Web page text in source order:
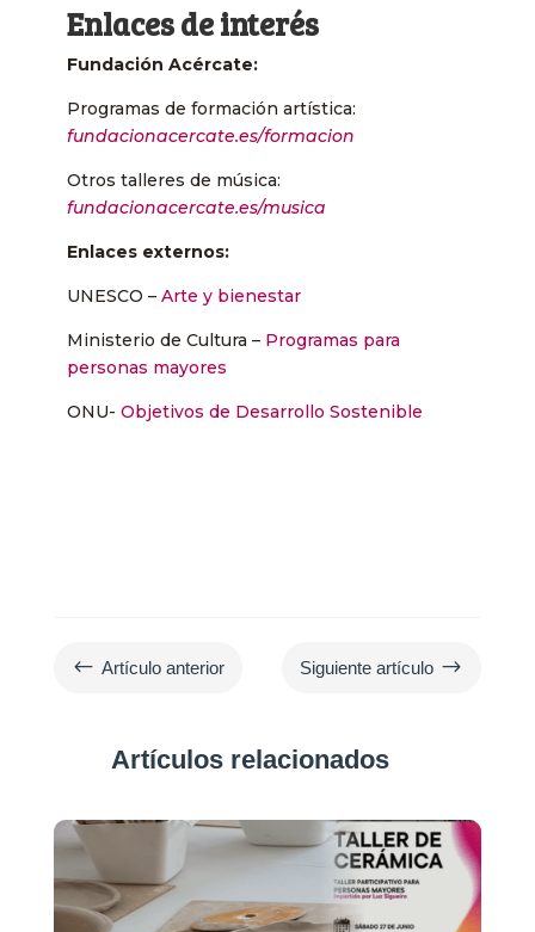
Enlaces de interés
Fundación Acércate:
Programas de formación artística:
fundacionacercate.es/formacion
Otros talleres de música:
fundacionacercate.es/musica
Enlaces externos:
UNESCO – Arte y bienestar
Ministerio de Cultura – Programas para
personas mayores
ONU- Objetivos de Desarrollo Sostenible
# Artículo anterior Siguiente artículo $
Artículos relacionados